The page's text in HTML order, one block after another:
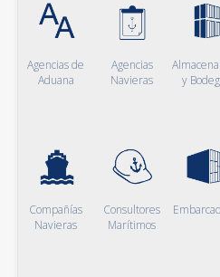
Agencias de
Aduana
Agencias
Navieras
y
Compañías
Navieras
Consultores
Marítimos